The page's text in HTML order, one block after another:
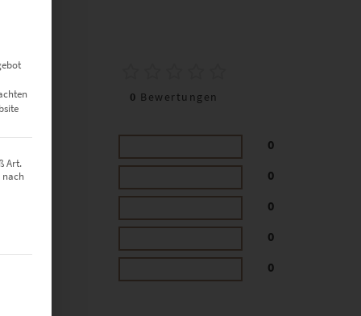
0 0 Bewertungen
0
0
0
0
0
Art.
nach
kann. Die erste Service-Gruppe ist essenziell und kann nicht